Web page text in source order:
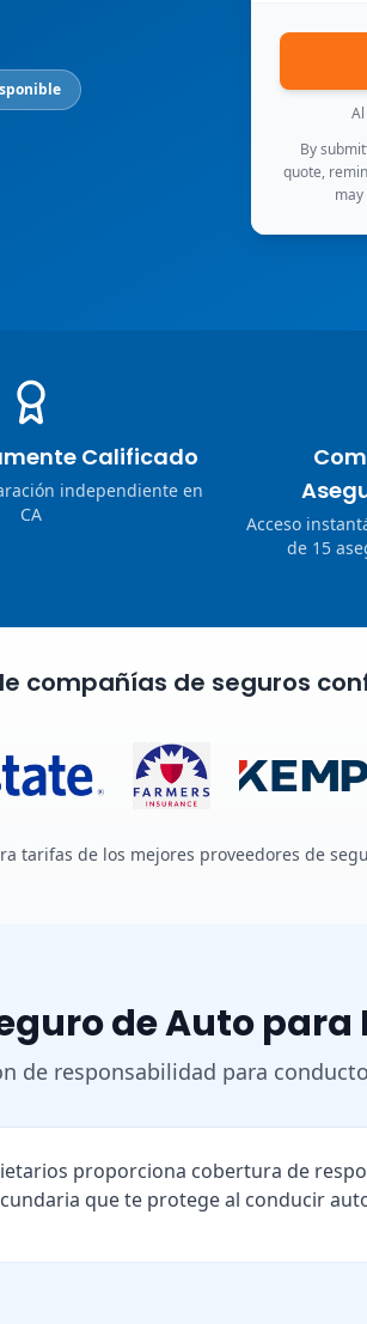
By
quote,
Calificado
independiente en
CA
Acceso
de 15
compañías de seguros
tarifas de los mejores proveedores de
de Auto
de responsabilidad para
proporciona cobertura de
que te protege al conducir